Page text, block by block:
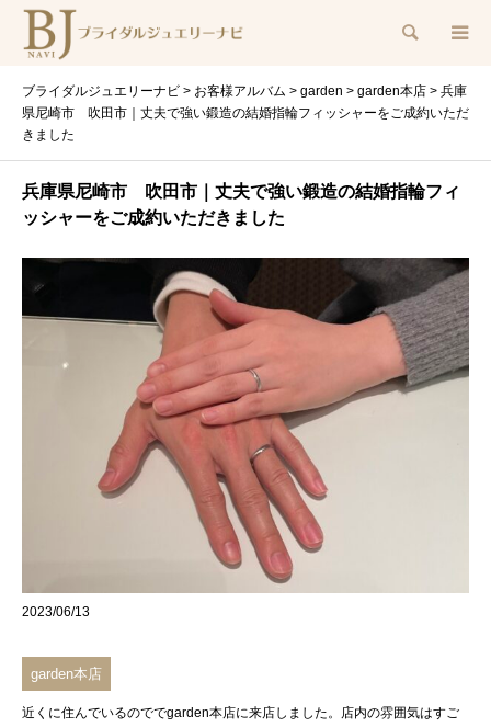
検索
ブライダルジュエリーナビ > お客様アルバム > garden > garden本店 > 兵庫
県尼崎市 吹田市｜丈夫で強い鍛造の結婚指輪フィッシャーをご成約いただ
きました
兵庫県尼崎市 吹田市｜丈夫で強い鍛造の結婚指輪フィ
ッシャーをご成約いただきました
2023/06/13
garden本店
近くに住んでいるのででgarden本店に来店しました。店内の雰囲気はすご